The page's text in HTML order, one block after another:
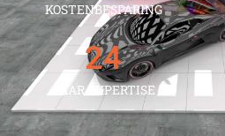
KOSTENBESPARING
JAAR EXPERTISE
24